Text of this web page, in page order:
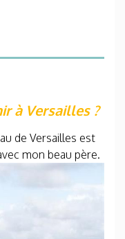
à Versailles ?
de Versailles est
mon beau père.